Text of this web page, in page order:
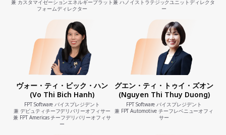
兼 カスタマイゼーションエネルギープラット
フォームディレクター
兼 ハノイストラテジックユニットディレクタ
ー
ヴォー・ティ・ビック・ハン
(Vo Thi Bich Hanh)
FPT Software バイスプレジデント
兼 デピュティチーフデリバリーオフィサー
兼 FPT Americas チーフデリバリーオフィサ
ー
グエン・ティ・トゥイ・ズオン
(Nguyen Thi Thuy Duong)
FPT Software バイスプレジデント
兼 FPT Automotive チーフレベニューオフィ
サー